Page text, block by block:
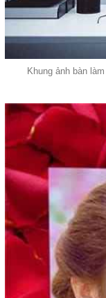
Khung ảnh bàn